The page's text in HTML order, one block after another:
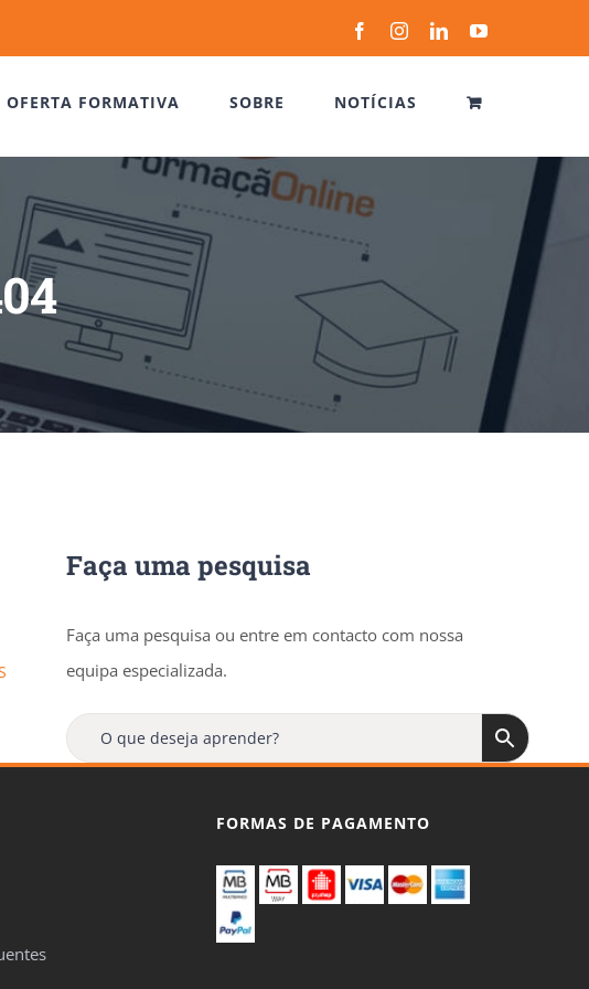
FacebookInstagramLinkedInYouTube
OFERTA FORMATIVA SOBRE NOTÍCIAS
Faça uma pesquisa
Faça uma pesquisa ou entre em contacto com nossa
equipa especializada.
FORMAS DE PAGAMENTO